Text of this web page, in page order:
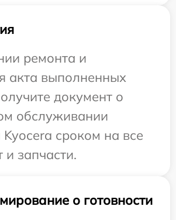
ремонта и
акта выполненных
документ о
обслуживании
Kyocera сроком на все
запчасти.
о готовности